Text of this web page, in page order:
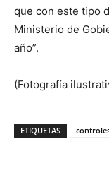
que con este tipo
Ministerio de
año”.
(Fotografía
ETIQUETAS